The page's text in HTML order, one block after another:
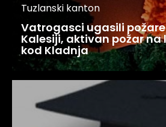
Tuzlanski kanton
Vatrogasci ugasili požare
Kalesiji, aktivan požar
kod Kladnja